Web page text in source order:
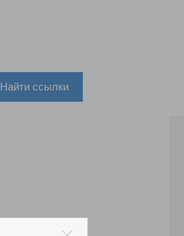
Найти ссылки